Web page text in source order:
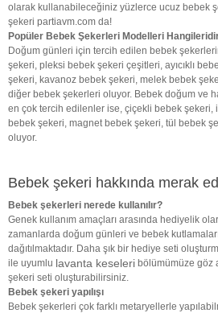
olarak kullanabileceğiniz yüzlerce ucuz bebek
şekeri partiavm.com da!
Popüler Bebek Şekerleri Modelleri
Doğum günleri için tercih edilen bebek
şekeri, pleksi bebek şekeri çeşitleri, ayıcıklı
şekeri, kavanoz bebek şekeri, melek bebek
diğer bebek şekerleri oluyor. Bebek doğum ve
en çok tercih edilenler ise, çiçekli bebek şekeri,
bebek şekeri, magnet bebek şekeri, tül bebek
oluyor.
Bebek şekeri hakkında merak
Bebek şekerleri nerede kullanılır?
Genek kullanım amaçları arasında hediyelik
zamanlarda doğum günleri ve bebek
dağıtılmaktadır. Daha şık bir hediye seti
ile uyumlu lavanta keseleri bölümümüze göz
şekeri seti oluşturabilirsiniz.
Bebek şekeri yapılışı
Bebek şekerleri çok farklı metaryellerle